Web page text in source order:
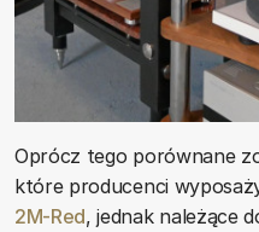
Oprócz tego porównane
które producenci
2M-Red, jednak należące